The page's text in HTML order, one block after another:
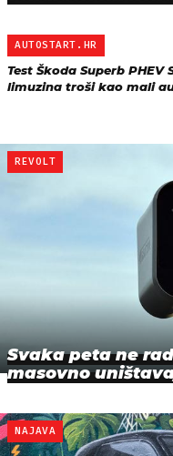
AUTOSTART.HR
Test Škoda Superb PHEV
limuzina troši kao mali
REVOLT
Svaka peta ne
masovno
NAJAVA